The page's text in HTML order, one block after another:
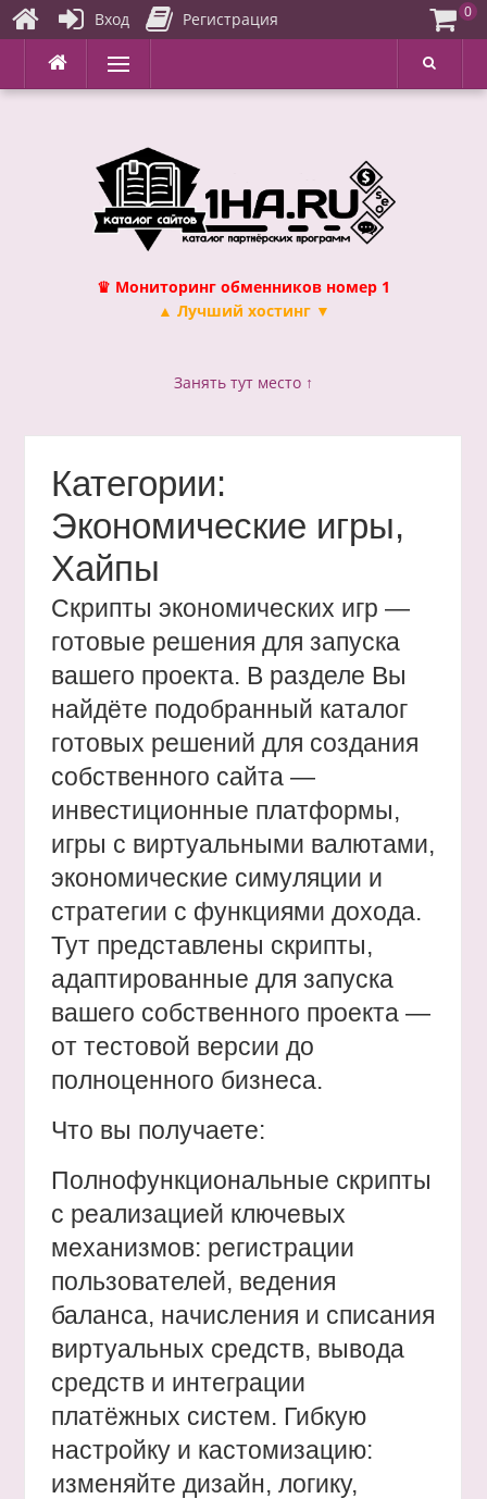
Перейти
содержимому
Меню
♛ Мониторинг обменников номер 1
▲ Лучший хостинг ▼
Занять тут место ↑
Категории:
Экономические игры,
Хайпы
Скрипты экономических игр —
готовые решения для запуска
вашего проекта. В разделе Вы
найдёте подобранный каталог
готовых решений для создания
собственного сайта —
инвестиционные платформы,
игры с виртуальными валютами,
экономические симуляции и
стратегии с функциями дохода.
Тут представлены скрипты,
адаптированные для запуска
вашего собственного проекта —
от тестовой версии до
полноценного бизнеса.
Что вы получаете:
Полнофункциональные скрипты
с реализацией ключевых
механизмов: регистрации
пользователей, ведения
баланса, начисления и списания
виртуальных средств, вывода
средств и интеграции
платёжных систем. Гибкую
настройку и кастомизацию:
изменяйте дизайн, логику,
Вход Регистрация 0